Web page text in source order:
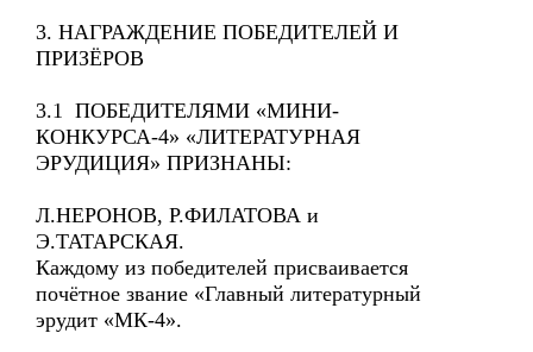
3. НАГРАЖДЕНИЕ ПОБЕДИТЕЛЕЙ И
ПРИЗЁРОВ
3.1 ПОБЕДИТЕЛЯМИ «МИНИ-
КОНКУРСА-4» «ЛИТЕРАТУРНАЯ
ЭРУДИЦИЯ» ПРИЗНАНЫ:
Л.НЕРОНОВ, Р.ФИЛАТОВА и
Э.ТАТАРСКАЯ.
Каждому из победителей присваивается
почётное звание «Главный литературный
эрудит «МК-4».